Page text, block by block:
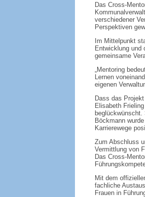
Das Cross-
verschiedener
Perspektiven
Im Mittelpunkt
Entwicklung und
gemeinsame
„Mentoring
Lernen
eigenen
Dass das
Elisabeth
Böckmann
Karrierewege
Zum Abschluss
Vermittlung von
Das Cross-
Mit dem
fachliche
Frauen in